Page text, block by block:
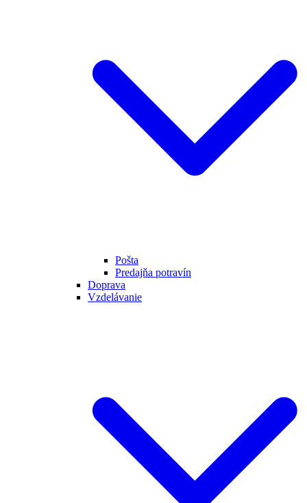
Pošta
Predajňa potravín
Doprava
Vzdelávanie